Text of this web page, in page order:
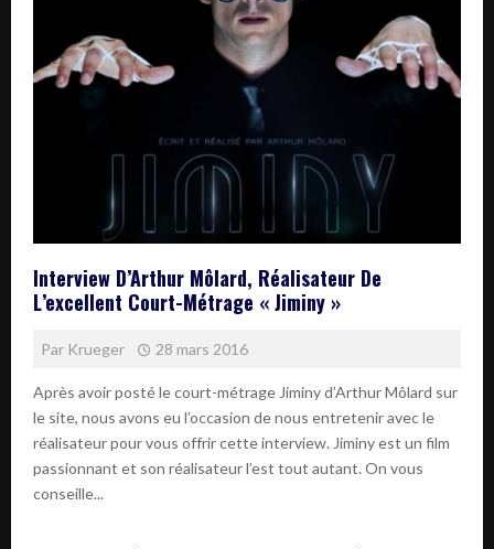
Interview D’Arthur Môlard, Réalisateur De
L’excellent Court-Métrage « Jiminy »
Par Krueger 28 mars 2016
Après avoir posté le court-métrage Jiminy d’Arthur Môlard sur
le site, nous avons eu l’occasion de nous entretenir avec le
réalisateur pour vous offrir cette interview. Jiminy est un film
passionnant et son réalisateur l’est tout autant. On vous
conseille...